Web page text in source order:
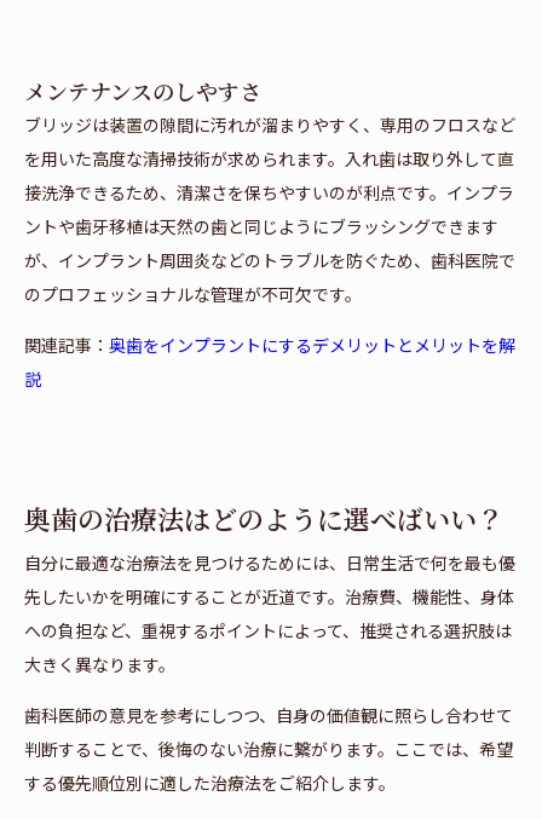
メンテナンスのしやすさ
ブリッジは装置の隙間に汚れが溜まりやすく、専用のフロスなど
を用いた高度な清掃技術が求められます。入れ歯は取り外して直
接洗浄できるため、清潔さを保ちやすいのが利点です。インプラ
ントや歯牙移植は天然の歯と同じようにブラッシングできます
が、インプラント周囲炎などのトラブルを防ぐため、歯科医院で
のプロフェッショナルな管理が不可欠です。
関連記事： 奥歯をインプラントにするデメリットとメリットを解
説
奥歯の治療法はどのように選べばいい？
自分に最適な治療法を見つけるためには、日常生活で何を最も優
先したいかを明確にすることが近道です。治療費、機能性、身体
への負担など、重視するポイントによって、推奨される選択肢は
大きく異なります。
歯科医師の意見を参考にしつつ、自身の価値観に照らし合わせて
判断することで、後悔のない治療に繋がります。ここでは、希望
する優先順位別に適した治療法をご紹介します。